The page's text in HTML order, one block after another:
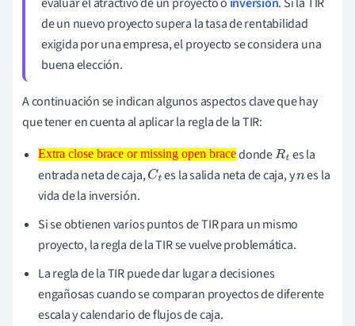
de un nuevo proyecto supera la tasa de rentabilidad
exigida por una empresa, el proyecto se considera una
buena elección.
A continuación se indican algunos aspectos clave que hay
que tener en cuenta al aplicar la regla de la TIR:
Extra close brace or missing open brace
Extra close brace or missing open
brace
dondeRt es la
entrada neta de caja,Ct es la salida neta de caja, ynes la
vida de la inversión.
Si se obtienen varios puntos de TIR para un mismo
proyecto, la regla de la TIR se vuelve problemática.
La regla de la TIR puede dar lugar a decisiones
engañosas cuando se comparan proyectos de diferente
escala y calendario de flujos de caja.